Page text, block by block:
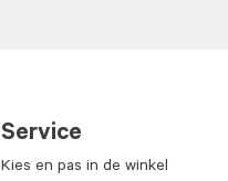
Service
Kies en pas in de winkel